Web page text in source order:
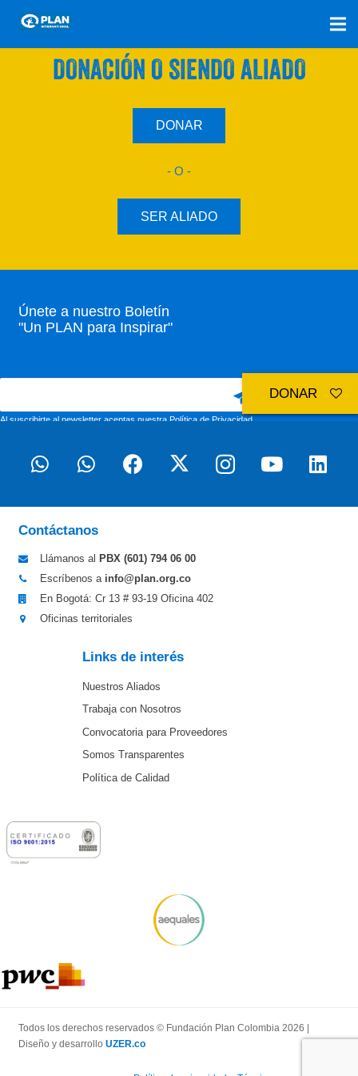
SÚMATE A NUESTRO PLAN CON UNA
DONACIÓN O SIENDO ALIADO
DONAR
- O -
SER ALIADO
Únete a nuestro Boletín
"Un PLAN para Inspirar"
Al suscribirte al newsletter aceptas nuestraPolítica de Privacidad
Contáctanos
Llámanos al PBX (601) 794 06 00
Escríbenos a info@plan.org.co
En Bogotá: Cr 13 # 93-19 Oficina 402
Oficinas territoriales
Links de interés
Nuestros Aliados
Trabaja con Nosotros
Convocatoria para Proveedores
Somos Transparentes
Política de Calidad
Todos los derechos reservados © Fundación Plan Colombia 2026 |
Diseño y desarrollo UZER.co
DONAR